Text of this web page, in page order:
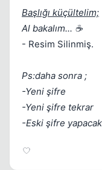
Başlığı küçültelim;
Al bakalım... ☕
- Resim Silinmiş.
Ps:daha sonra ;
-Yeni şifre
-Yeni şifre tekrar
-Eski şifre